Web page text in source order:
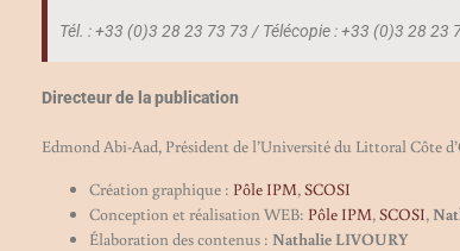
Tél. : +33 (0)3 28 23 73 73 / Télécopie : +33 (0)3 28 23
Directeur de la publication
Edmond Abi-Aad, Président de l’Université du Littoral Côte
Création graphique : Pôle IPM,SCOSI
Conception et réalisation WEB: Pôle IPM,SCOSI,
Élaboration des contenus : Nathalie LIVOURY